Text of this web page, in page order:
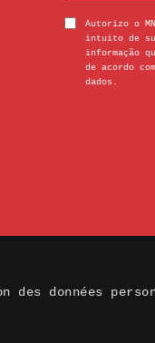
Autorizo o
intuito de
informação
de acordo
dados.
des données